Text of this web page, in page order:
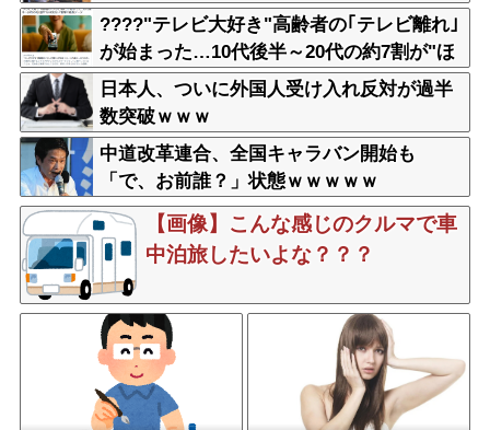
い！！！！！」
????"テレビ大好き"高齢者の｢テレビ離れ｣
が始まった…10代後半～20代の約7割が"ほ
ぼ見ない"
日本人、ついに外国人受け入れ反対が過半
数突破ｗｗｗ
中道改革連合、全国キャラバン開始も
「で、お前誰？」状態ｗｗｗｗｗ
【画像】こんな感じのクルマで車
中泊旅したいよな？？？